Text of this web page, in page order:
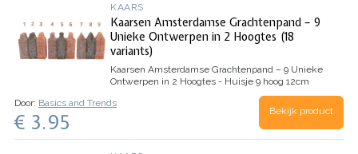
KAARS
Kaarsen Amsterdamse Grachtenpand – 9
Unieke Ontwerpen in 2 Hoogtes (18
variants)
Kaarsen Amsterdamse Grachtenpand – 9 Unieke
Ontwerpen in 2 Hoogtes - Huisje 9 hoog 12cm
Door: Basics and Trends
€ 3.95 Bekijk product